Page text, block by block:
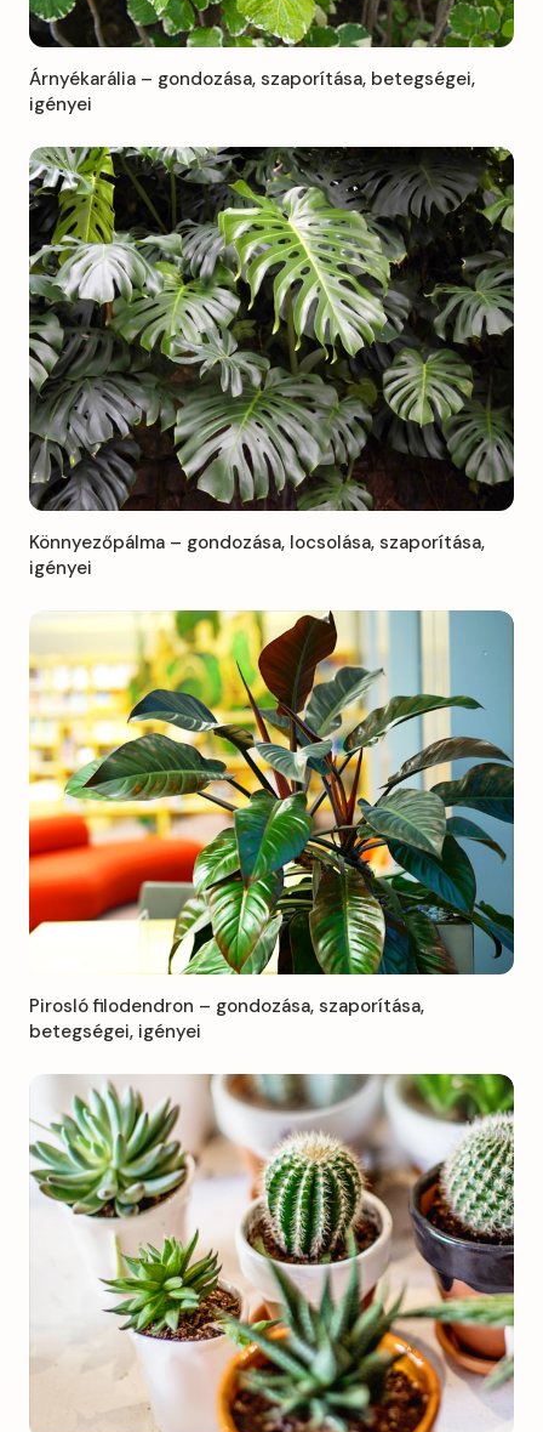
Árnyékarália – gondozása, szaporítása, betegségei,
igényei
Könnyezőpálma – gondozása, locsolása, szaporítása,
igényei
Pirosló filodendron – gondozása, szaporítása,
betegségei, igényei